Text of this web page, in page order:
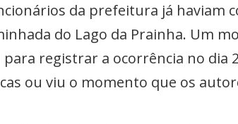
da prefeitura já haviam
do Lago da Prainha. Um
para registrar a ocorrência no dia
ou viu o momento que os